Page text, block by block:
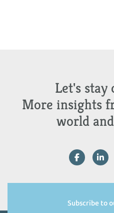
Let's stay
More insights
world
Subscribe to